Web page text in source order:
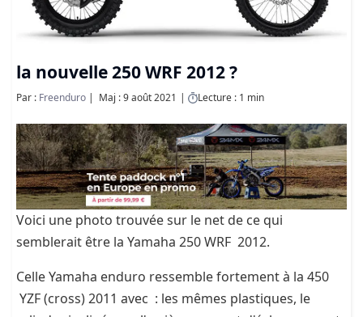
la nouvelle 250 WRF 2012 ?
Par : Freenduro Maj : 9 août 2021 Lecture : 1 min
Voici une photo trouvée sur le net de ce qui
semblerait être la Yamaha 250 WRF 2012.
Celle Yamaha enduro ressemble fortement à la 450
YZF (cross) 2011 avec : les mêmes plastiques, le